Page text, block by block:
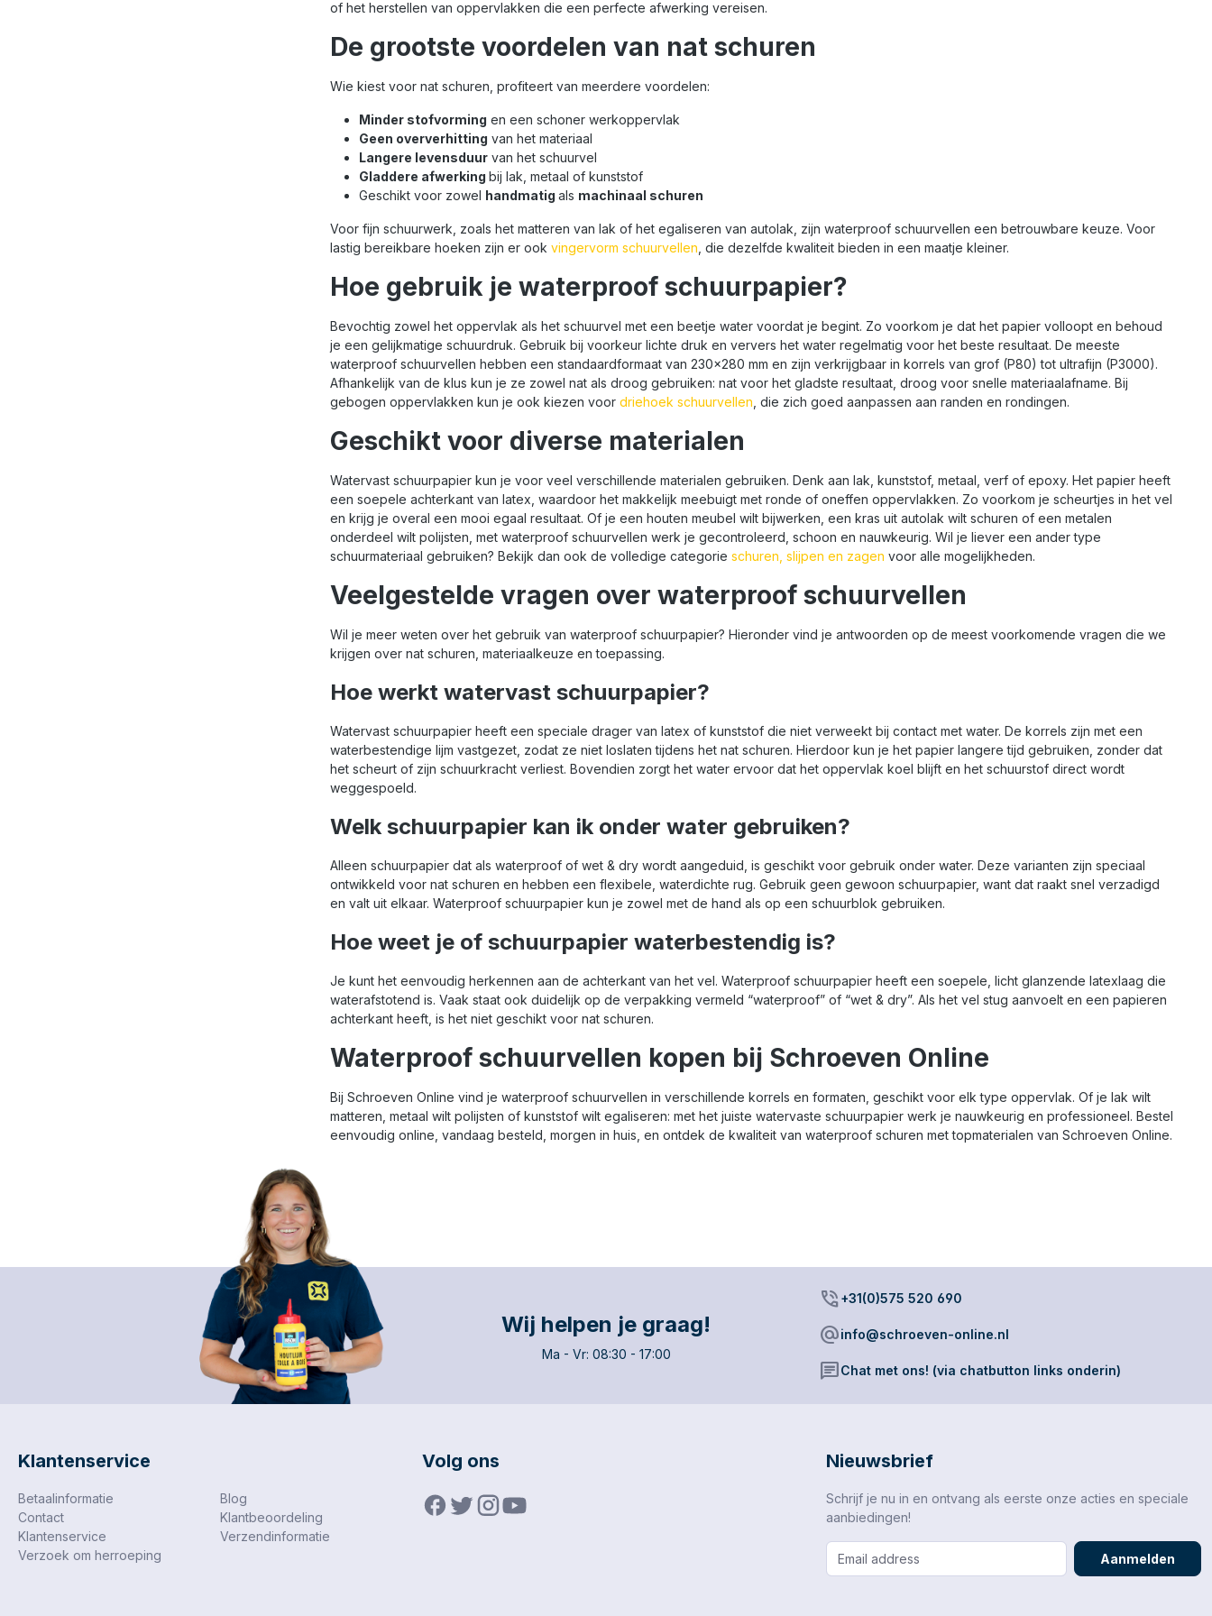
of het herstellen van oppervlakken die een perfecte afwerking vereisen.
De grootste voordelen van nat schuren
Wie kiest voor nat schuren, profiteert van meerdere voordelen:
Minder stofvorming en een schoner werkoppervlak
Geen oververhitting van het materiaal
Langere levensduur van het schuurvel
Gladdere afwerking bij lak, metaal of kunststof
Geschikt voor zowel handmatig als machinaal schuren
Voor fijn schuurwerk, zoals het matteren van lak of het egaliseren van autolak, zijn waterproof schuurvellen een betrouwbare keuze. Voor
lastig bereikbare hoeken zijn er ook vingervorm schuurvellen , die dezelfde kwaliteit bieden in een maatje kleiner.
Hoe gebruik je waterproof schuurpapier?
Bevochtig zowel het oppervlak als het schuurvel met een beetje water voordat je begint. Zo voorkom je dat het papier volloopt en behoud
je een gelijkmatige schuurdruk. Gebruik bij voorkeur lichte druk en ververs het water regelmatig voor het beste resultaat. De meeste
waterproof schuurvellen hebben een standaardformaat van 230×280 mm en zijn verkrijgbaar in korrels van grof (P80) tot ultrafijn (P3000).
Afhankelijk van de klus kun je ze zowel nat als droog gebruiken: nat voor het gladste resultaat, droog voor snelle materiaalafname. Bij
gebogen oppervlakken kun je ook kiezen voor driehoek schuurvellen , die zich goed aanpassen aan randen en rondingen.
Geschikt voor diverse materialen
Watervast schuurpapier kun je voor veel verschillende materialen gebruiken. Denk aan lak, kunststof, metaal, verf of epoxy. Het papier heeft
een soepele achterkant van latex, waardoor het makkelijk meebuigt met ronde of oneffen oppervlakken. Zo voorkom je scheurtjes in het vel
en krijg je overal een mooi egaal resultaat. Of je een houten meubel wilt bijwerken, een kras uit autolak wilt schuren of een metalen
onderdeel wilt polijsten, met waterproof schuurvellen werk je gecontroleerd, schoon en nauwkeurig. Wil je liever een ander type
schuurmateriaal gebruiken? Bekijk dan ook de volledige categorie schuren, slijpen en zagen voor alle mogelijkheden.
Veelgestelde vragen over waterproof schuurvellen
Wil je meer weten over het gebruik van waterproof schuurpapier? Hieronder vind je antwoorden op de meest voorkomende vragen die we
krijgen over nat schuren, materiaalkeuze en toepassing.
Hoe werkt watervast schuurpapier?
Watervast schuurpapier heeft een speciale drager van latex of kunststof die niet verweekt bij contact met water. De korrels zijn met een
waterbestendige lijm vastgezet, zodat ze niet loslaten tijdens het nat schuren. Hierdoor kun je het papier langere tijd gebruiken, zonder dat
het scheurt of zijn schuurkracht verliest. Bovendien zorgt het water ervoor dat het oppervlak koel blijft en het schuurstof direct wordt
weggespoeld.
Welk schuurpapier kan ik onder water gebruiken?
Alleen schuurpapier dat als waterproof of wet & dry wordt aangeduid, is geschikt voor gebruik onder water. Deze varianten zijn speciaal
ontwikkeld voor nat schuren en hebben een flexibele, waterdichte rug. Gebruik geen gewoon schuurpapier, want dat raakt snel verzadigd
en valt uit elkaar. Waterproof schuurpapier kun je zowel met de hand als op een schuurblok gebruiken.
Hoe weet je of schuurpapier waterbestendig is?
Je kunt het eenvoudig herkennen aan de achterkant van het vel. Waterproof schuurpapier heeft een soepele, licht glanzende latexlaag die
waterafstotend is. Vaak staat ook duidelijk op de verpakking vermeld “waterproof” of “wet & dry”. Als het vel stug aanvoelt en een papieren
achterkant heeft, is het niet geschikt voor nat schuren.
Waterproof schuurvellen kopen bij Schroeven Online
Bij Schroeven Online vind je waterproof schuurvellen in verschillende korrels en formaten, geschikt voor elk type oppervlak. Of je lak wilt
matteren, metaal wilt polijsten of kunststof wilt egaliseren: met het juiste watervaste schuurpapier werk je nauwkeurig en professioneel. Bestel
eenvoudig online, vandaag besteld, morgen in huis, en ontdek de kwaliteit van waterproof schuren met topmaterialen van Schroeven Online.
Wij helpen je graag!
Ma - Vr: 08:30 - 17:00
phone_in_talk+31(0)575 520 690
alternate_emailinfo@schroeven-online.nl
chatChat met ons! (via chatbutton links onderin)
Klantenservice
Betaalinformatie
Blog
Contact
Klantbeoordeling
Klantenservice
Verzendinformatie
Verzoek om herroeping
Volg ons Nieuwsbrief
Schrijf je nu in en ontvang als eerste onze acties en speciale
aanbiedingen!
Aanmelden